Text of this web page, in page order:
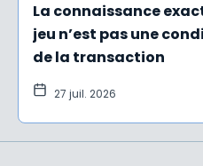
La connaissance
jeu n’est pas une
de la transaction
27 juil. 2026